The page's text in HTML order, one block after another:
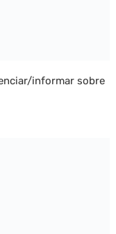
informar sobre